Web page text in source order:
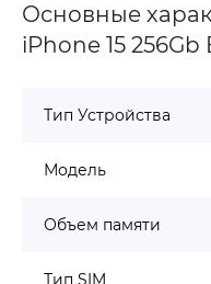
Основные
iPhone 15 256Gb
Тип Устройства
Модель
Объем памяти